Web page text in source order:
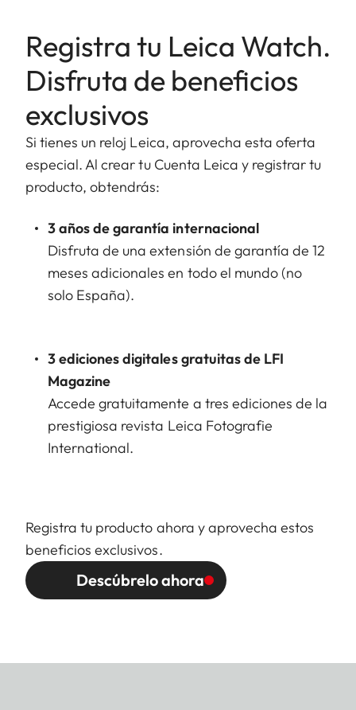
Registra tu Leica Watch.
Disfruta de beneficios
exclusivos
Si tienes un reloj Leica, aprovecha esta oferta
especial. Al crear tu Cuenta Leica y registrar tu
producto, obtendrás:
3 años de garantía internacional
Disfruta de una extensión de garantía de 12
meses adicionales en todo el mundo (no
solo España).
3 ediciones digitales gratuitas de LFI
Magazine
Accede gratuitamente a tres ediciones de la
prestigiosa revista Leica Fotografie
International.
Registra tu producto ahora y aprovecha estos
beneficios exclusivos.
Descúbrelo ahora